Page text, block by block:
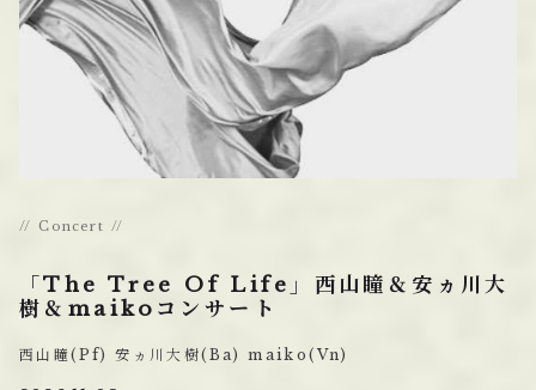
Concert
「The Tree Of Life」西山瞳＆安ヵ川大
樹＆maikoコンサート
西山瞳(Pf) 安ヵ川大樹(Ba) maiko(Vn)